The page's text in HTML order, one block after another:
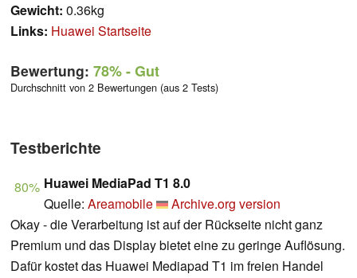
Gewicht: 0.36kg
Links: Huawei Startseite
Bewertung: 78%- Gut
Durchschnitt von 2 Bewertungen (aus 2 Tests)
Testberichte
80% Huawei MediaPad T1 8.0
Quelle: Areamobile
Archive.org version
Okay - die Verarbeitung ist auf der Rückseite nicht ganz
Premium und das Display bietet eine zu geringe Auflösung.
Dafür kostet das Huawei Mediapad T1 im freien Handel